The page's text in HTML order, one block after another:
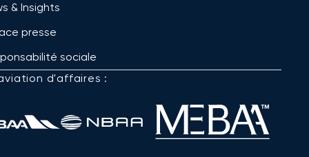
& Insights
presse
sociale
d'affaires :